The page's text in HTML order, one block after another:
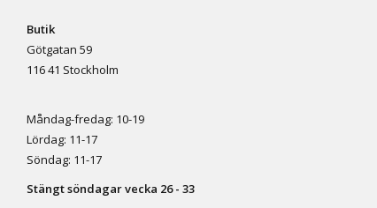
Butik
Götgatan 59
116 41 Stockholm
Måndag-fredag: 10-19
Lördag: 11-17
Söndag: 11-17
Stängt söndagar vecka 26 - 33